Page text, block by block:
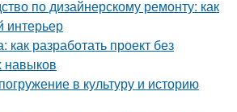
по дизайнерскому ремонту: как
интерьер
разработать проект без
навыков
в культуру и историю